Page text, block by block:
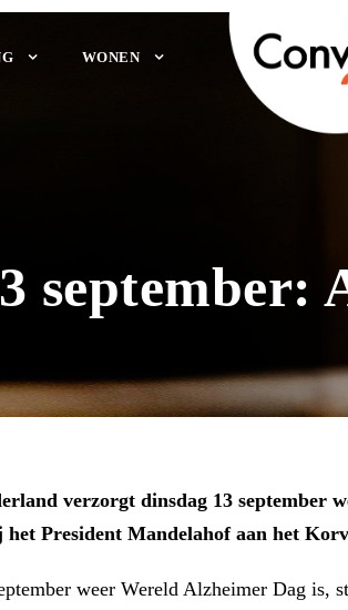
WONEN
verzorgt dinsdag 13 september
President Mandelahof aan het
weer Wereld Alzheimer Dag is,